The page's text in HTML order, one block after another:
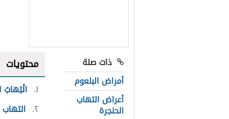
ذات صلة
أمراض البلعوم
أعراض التهاب
الحنجرة
محتويات
١ الْتِهابُ
٢